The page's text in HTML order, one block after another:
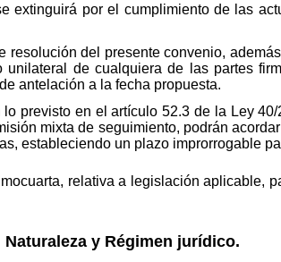
extinguirá por el cumplimiento de las
resolución del presente convenio,
unilateral de cualquiera de las partes
antelación a la fecha propuesta.
lo previsto en el artículo 52.3 de la Ley
mixta de seguimiento, podrán
estableciendo un plazo improrrogable
relativa a legislación aplicable,
y Régimen jurídico.